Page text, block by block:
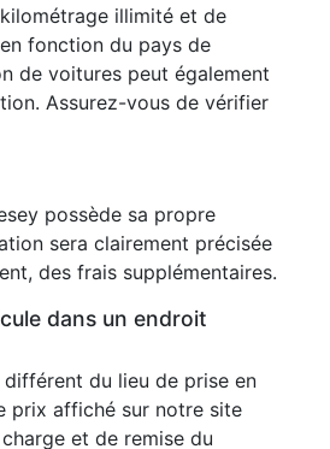
illimité et de
fonction du pays de
de voitures peut également
Assurez-vous de vérifier
possède sa propre
sera clairement précisée
des frais supplémentaires.
dans un endroit
du lieu de prise en
prix affiché sur notre site
et de remise du